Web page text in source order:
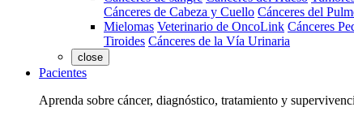
Cánceres de Cabeza y Cuello Cánceres del
Mielomas Veterinario de OncoLink Cánceres
Tiroides Cánceres de la Vía Urinaria
close
Pacientes
Aprenda sobre cáncer, diagnóstico, tratamiento y